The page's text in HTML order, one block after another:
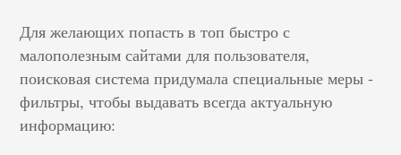
Для желающих попасть в топ быстро с
малополезным сайтами для пользователя,
поисковая система придумала специальные меры -
фильтры, чтобы выдавать всегда актуальную
информацию: